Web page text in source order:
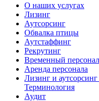
О наших услугах
Лизинг
Аутсорсинг
Обвалка птицы
Аутстаффинг
Рекрутинг
Временный персонал
Аренда персонала
Лизинг и аутсорсинг
Терминология
Аудит